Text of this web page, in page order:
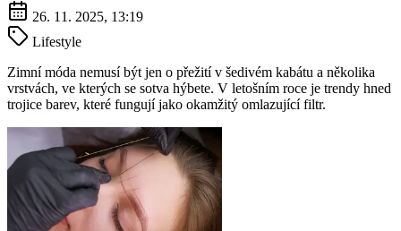
26. 11. 2025, 13:19
Lifestyle
Zimní móda nemusí být jen o přežití v šedivém kabátu a několika
vrstvách, ve kterých se sotva hýbete. V letošním roce je trendy hned
trojice barev, které fungují jako okamžitý omlazující filtr.